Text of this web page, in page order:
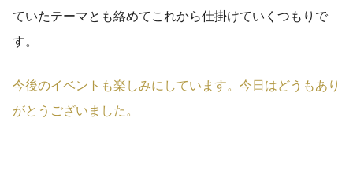
ていたテーマとも絡めてこれから仕掛けていくつもりで
す。
今後のイベントも楽しみにしています。今日はどうもあり
がとうございました。